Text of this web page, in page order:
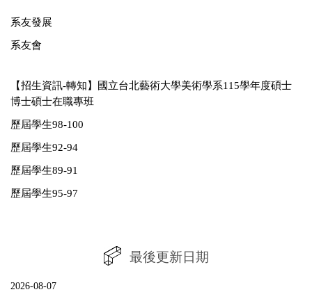
系友發展
系友會
【招生資訊-轉知】國立台北藝術大學美術學系115學年度碩士
博士碩士在職專班
歷屆學生98-100
歷屆學生92-94
歷屆學生89-91
歷屆學生95-97
最後更新日期
2026-08-07